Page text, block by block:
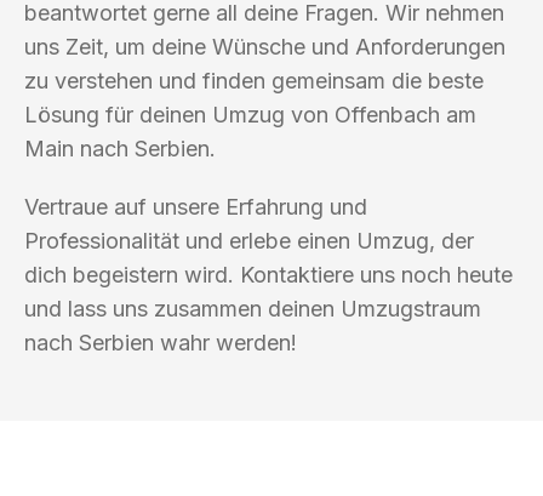
beantwortet gerne all deine Fragen. Wir nehmen
uns Zeit, um deine Wünsche und Anforderungen
zu verstehen und finden gemeinsam die beste
Lösung für deinen Umzug von Offenbach am
Main nach Serbien.
Vertraue auf unsere Erfahrung und
Professionalität und erlebe einen Umzug, der
dich begeistern wird. Kontaktiere uns noch heute
und lass uns zusammen deinen Umzugstraum
nach Serbien wahr werden!